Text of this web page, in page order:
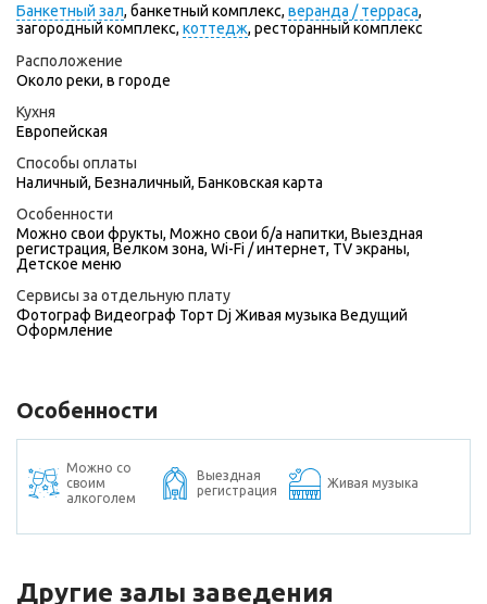
Банкетный зал, банкетный комплекс, веранда / терраса,
загородный комплекс, коттедж, ресторанный комплекс
Расположение
Около реки, в городе
Кухня
Европейская
Способы оплаты
Наличный, Безналичный, Банковская карта
Особенности
Можно свои фрукты, Можно свои б/а напитки, Выездная
регистрация, Велком зона, Wi-Fi / интернет, TV экраны,
Детское меню
Сервисы за отдельную плату
Фотограф Видеограф Торт DjЖивая музыка Ведущий
Оформление
Особенности
Можно со
своим
алкоголем
Выездная
регистрация
Живая музыка
Другие залы заведения